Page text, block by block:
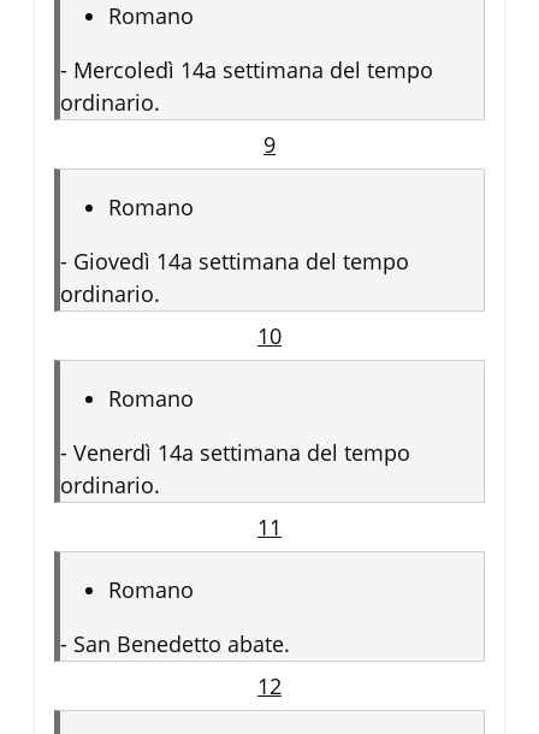
Romano
- Mercoledì 14a settimana del tempo
ordinario.
9
Romano
- Giovedì 14a settimana del tempo
ordinario.
10
Romano
- Venerdì 14a settimana del tempo
ordinario.
11
Romano
- San Benedetto abate.
12